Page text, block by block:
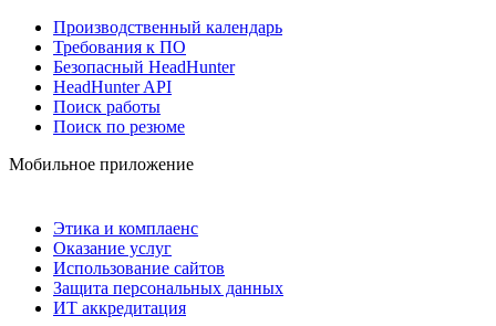
Производственный календарь
Требования к ПО
Безопасный HeadHunter
HeadHunter API
Поиск работы
Поиск по резюме
Мобильное приложение
Этика и комплаенс
Оказание услуг
Использование сайтов
Защита персональных данных
ИТ аккредитация